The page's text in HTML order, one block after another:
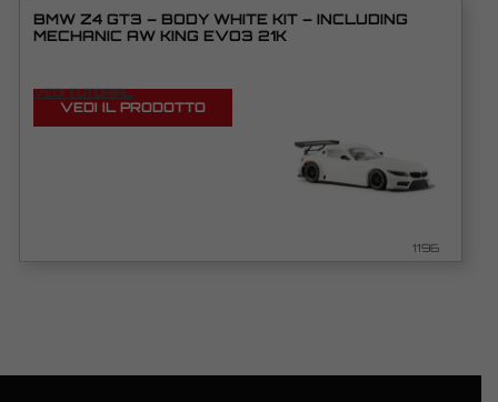
BMW Z4 GT3 – BODY WHITE KIT – INCLUDING
MECHANIC AW KING EVO3 21K
VEDI TUTORIAL
VEDI IL PRODOTTO
1196